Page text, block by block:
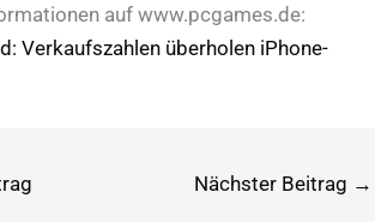
auf www.pcgames.de:
Verkaufszahlen überholen iPhone-
Nächster Beitrag →